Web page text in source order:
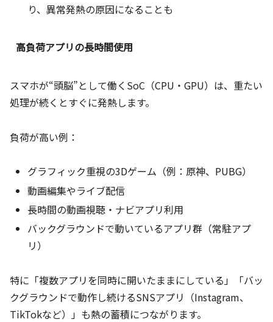
り、異常発熱の原因になることも
高負荷アプリの長時間使用
スマホが“頭脳”として働くSoC（CPU・GPU）は、重たい
処理が続くとすぐに発熱します。
負荷が高い例：
グラフィック重視の3Dゲーム（例：原神、PUBG）
動画編集やライブ配信
長時間の動画視聴・ナビアプリ利用
バックグラウンドで動いているアプリ群（常駐アプ
リ）
特に「複数アプリを同時に開いたままにしている」「バッ
クグラウンドで動作し続けるSNSアプリ（Instagram、
TikTokなど）」も熱の蓄積につながります。